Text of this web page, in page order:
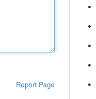
Report Page